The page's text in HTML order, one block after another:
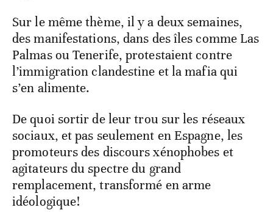
Sur le même thème, il y a deux semaines,
des manifestations, dans des îles comme Las
Palmas ou Tenerife, protestaient contre
l’immigration clandestine et la mafia qui
s’en alimente.
De quoi sortir de leur trou sur les réseaux
sociaux, et pas seulement en Espagne, les
promoteurs des discours xénophobes et
agitateurs du spectre du grand
remplacement, transformé en arme
idéologique!